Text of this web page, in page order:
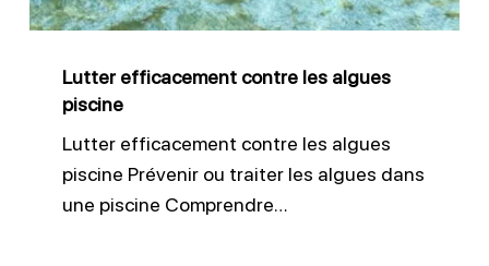
Lutter efficacement contre les algues
piscine
Lutter efficacement contre les algues
piscine Prévenir ou traiter les algues dans
une piscine Comprendre…